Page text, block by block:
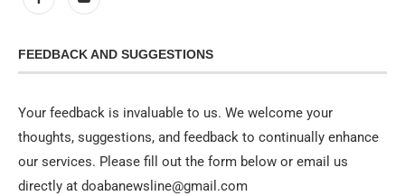
FEEDBACK AND SUGGESTIONS
Your feedback is invaluable to us. We welcome your
thoughts, suggestions, and feedback to continually enhance
our services. Please fill out the form below or email us
directly at doabanewsline@gmail.com